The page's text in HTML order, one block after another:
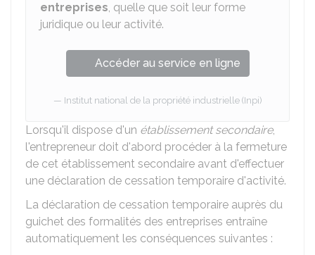
entreprises, quelle que soit leur forme
juridique ou leur activité.
Accéder au service en ligne
Institut national de la propriété industrielle (Inpi)
Lorsqu'il dispose d'un établissement secondaire,
l'entrepreneur doit d'abord procéder à la fermeture
de cet établissement secondaire avant d'effectuer
une déclaration de cessation temporaire d'activité.
La déclaration de cessation temporaire auprès du
guichet des formalités des entreprises entraîne
automatiquement les conséquences suivantes :